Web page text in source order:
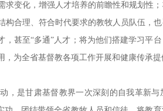
变化，增强人才培养的前瞻性和规划性
构合理、符合时代要求的教牧人员队伍，
甚至“多通”人才；将为他们搭建学习平
为全省基督教各项工作开展和健康传承提
，是甘肃基督教界一次深刻的自我革新